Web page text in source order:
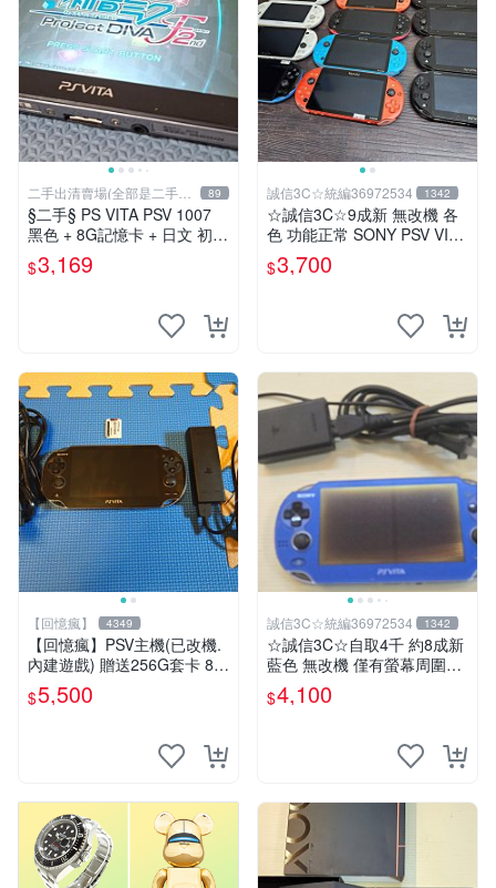
二手出清賣場(全部是二手商
品)
89
§二手§ PS VITA PSV 1007
黑色 + 8G記憶卡 + 日文 初音
未來 F 2nd 遊戲卡片｜郵局
寄送｜未含運｜購買前請私訊
$3,169
誠信3C☆統編36972534 1342
☆誠信3C☆9成新 無改機 各
色 功能正常 SONY PSV VITA
主機 2000~3000型 二手功能
正常 賣3千5~4千也可用各式
$3,700
【回憶瘋】 4349
【回憶瘋】PSV主機(已改機.
內建遊戲) 贈送256G套卡 8成
新 遊戲機 PSVITA
$5,500
誠信3C☆統編36972534 1342
☆誠信3C☆自取4千 約8成新
藍色 無改機 僅有螢幕周圍老
化 功能正常 SONY PSV VITA
主機1000 型 二手功能正常
$4,100